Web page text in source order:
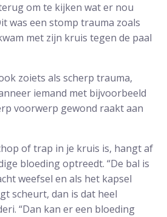
om te kijken wat er nou
was een stomp trauma zoals
met zijn kruis tegen de paal
zoiets als scherp trauma,
iemand met bijvoorbeeld
voorwerp gewond raakt aan
of trap in je kruis is, hangt af
bloeding optreedt. “De bal is
weefsel en als het kapsel
scheurt, dan is dat heel
“Dan kan er een bloeding